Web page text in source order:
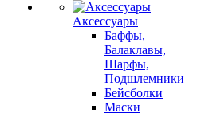
Аксессуары
Баффы,
Балаклавы,
Шарфы,
Подшлемники
Бейсболки
Маски